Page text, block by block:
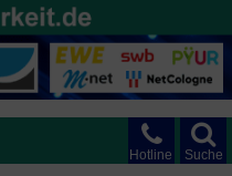
Suche
Hotline